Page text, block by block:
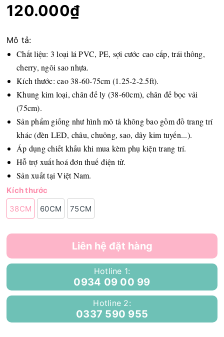
120.000₫
Mô tả:
Chất liệu: 3 loại lá PVC, PE, sợi cước cao cấp, trái thông,
cherry, ngôi sao nhựa.
Kích thước: cao 38-60-75cm (1.25-2-2.5ft).
Khung kim loại, chân đế ly (38-60cm), chân đế bọc vải
(75cm).
Sản phẩm giống như hình mô tả không bao gồm đồ trang trí
khác (đèn LED, châu, chuông, sao, dây kim tuyến...).
Áp dụng chiết khấu khi mua kèm phụ kiện trang trí.
Hỗ trợ xuất hoá đơn thuế điện tử.
Sản xuất tại Việt Nam.
Kích thước
38CM
60CM 75CM
Liên hệ đặt hàng
Hotline 1:
0934 09 00 99
Hotline 2:
0337 590 955